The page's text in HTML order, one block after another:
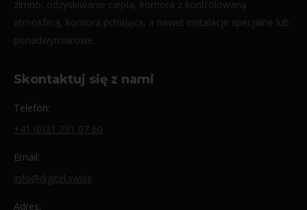
zimno, odzyskiwanie ciepła, komora z kontrolowaną
atmosferą, komora pchająca, a nawet instalacje specjalne lub
ponadwymiarowe.
Skontaktuj się z nami
Telefon:
+41 (0)21 731 07 60
Email:
info@digitel.swiss
Adres: